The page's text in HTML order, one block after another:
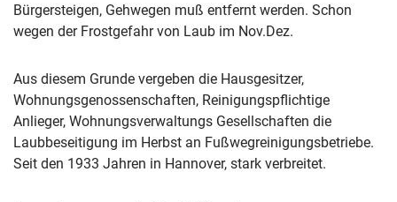
Bürgersteigen, Gehwegen muß entfernt werden. Schon
wegen der Frostgefahr von Laub im Nov.Dez.
Aus diesem Grunde vergeben die Hausgesitzer,
Wohnungsgenossenschaften, Reinigungspflichtige
Anlieger, Wohnungsverwaltungs Gesellschaften die
Laubbeseitigung im Herbst an Fußwegreinigungsbetriebe.
Seit den 1933 Jahren in Hannover, stark verbreitet.